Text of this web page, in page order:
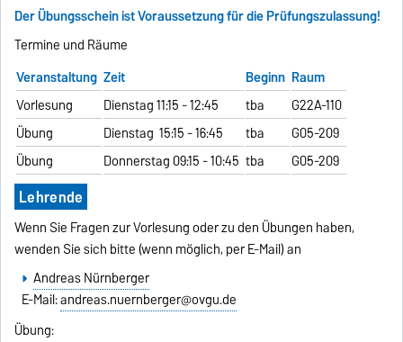
Der Übungsschein ist Voraussetzung für die Prüfungszulassung!
Termine und Räume
Veranstaltung Zeit Beginn Raum
Vorlesung
Dienstag 11:15 - 12:45 tba
G22A-110
Übung
Dienstag 15:15 - 16:45 tba
G05-209
Übung
Donnerstag 09:15 - 10:45 tba G05-209
Lehrende
Wenn Sie Fragen zur Vorlesung oder zu den Übungen haben,
wenden Sie sich bitte (wenn möglich, per E-Mail) an
Andreas Nürnberger
E-Mail:andreas.nuernberger@ovgu.de
Übung: